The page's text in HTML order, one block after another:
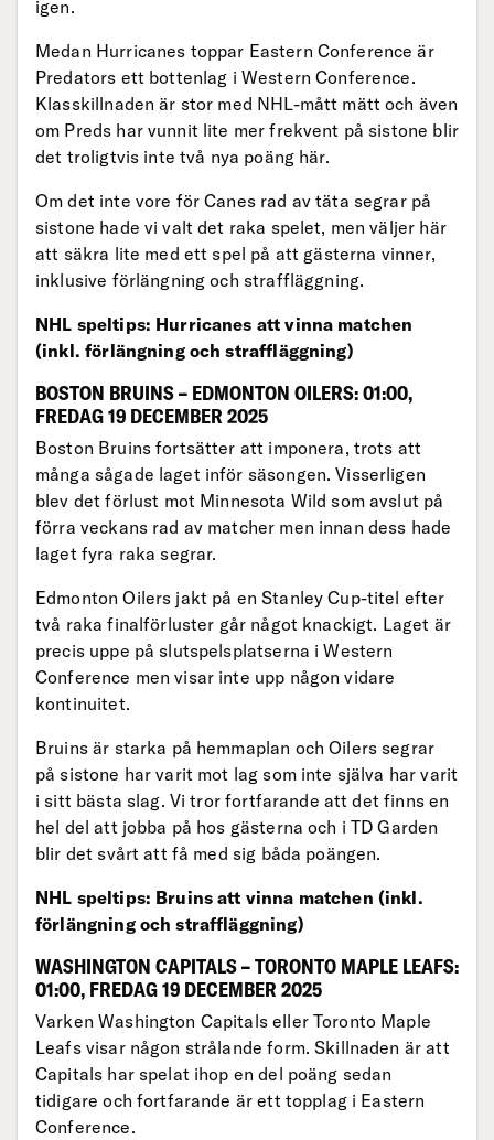
igen.
Medan Hurricanes toppar Eastern Conference är
Predators ett bottenlag i Western Conference.
Klasskillnaden är stor med NHL-mått mätt och även
om Preds har vunnit lite mer frekvent på sistone blir
det troligtvis inte två nya poäng här.
Om det inte vore för Canes rad av täta segrar på
sistone hade vi valt det raka spelet, men väljer här
att säkra lite med ett spel på att gästerna vinner,
inklusive förlängning och straffläggning.
NHL speltips: Hurricanes att vinna matchen
(inkl. förlängning och straffläggning)
BOSTON BRUINS – EDMONTON OILERS: 01:00,
FREDAG 19 DECEMBER 2025
Boston Bruins fortsätter att imponera, trots att
många sågade laget inför säsongen. Visserligen
blev det förlust mot Minnesota Wild som avslut på
förra veckans rad av matcher men innan dess hade
laget fyra raka segrar.
Edmonton Oilers jakt på en Stanley Cup-titel efter
två raka finalförluster går något knackigt. Laget är
precis uppe på slutspelsplatserna i Western
Conference men visar inte upp någon vidare
kontinuitet.
Bruins är starka på hemmaplan och Oilers segrar
på sistone har varit mot lag som inte själva har varit
i sitt bästa slag. Vi tror fortfarande att det finns en
hel del att jobba på hos gästerna och i TD Garden
blir det svårt att få med sig båda poängen.
NHL speltips: Bruins att vinna matchen (inkl.
förlängning och straffläggning)
WASHINGTON CAPITALS – TORONTO MAPLE LEAFS:
01:00, FREDAG 19 DECEMBER 2025
Varken Washington Capitals eller Toronto Maple
Leafs visar någon strålande form. Skillnaden är att
Capitals har spelat ihop en del poäng sedan
tidigare och fortfarande är ett topplag i Eastern
Conference.